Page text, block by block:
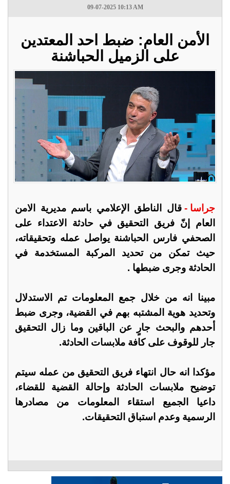
09-07-2025 10:13 AM
الأمن العام: ضبط احد المعتدين
على الزميل الحباشنة
جراسا - قال الناطق الإعلامي باسم مديرية الامن
العام إنّ فريق التحقيق في حادثة الاعتداء على
الصحفي فارس الحباشنة يواصل عمله وتحقيقاته،
حيث تمكن من تحديد المركبة المستخدمة في
الحادثة وجرى ضبطها .
مبينا انه من خلال جمع المعلومات تم الاستدلال
وتحديد هوية المشتبه بهم في القضية، وجرى ضبط
أحدهم والبحث جارٍ عن الباقين وما زال التحقيق
جار للوقوف على كافة ملابسات الحادثة.
مؤكدا انه حال انتهاء فريق التحقيق من عمله سيتم
توضيح ملابسات الحادثة وإحالة القضية للقضاء،
داعيا الجميع استقاء المعلومات من مصادرها
الرسمية وعدم استباق التحقيقات.